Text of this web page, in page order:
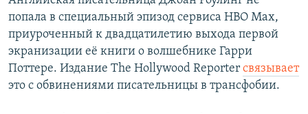
попала в специальный эпизод сервиса HBO Max,
приуроченный к двадцатилетию выхода первой
экранизации её книги о волшебнике Гарри
Поттере. Издание The Hollywood Reporter связывает
это с обвинениями писательницы в трансфобии.